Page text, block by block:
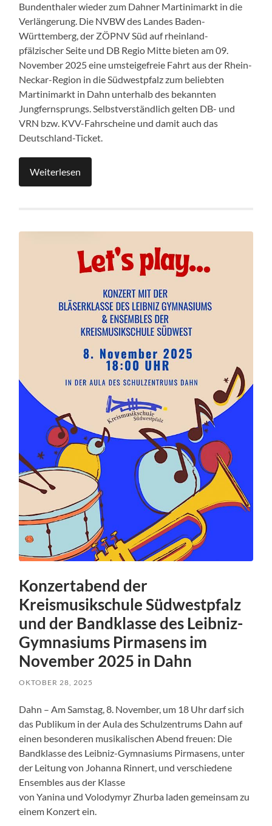
Bundenthaler wieder zum Dahner Martinimarkt in die
Verlängerung. Die NVBW des Landes Baden-
Württemberg, der ZÖPNV Süd auf rheinland-
pfälzischer Seite und DB Regio Mitte bieten am 09.
November 2025 eine umsteigefreie Fahrt aus der Rhein-
Neckar-Region in die Südwestpfalz zum beliebten
Martinimarkt in Dahn unterhalb des bekannten
Jungfernsprungs. Selbstverständlich gelten DB- und
VRN bzw. KVV-Fahrscheine und damit auch das
Deutschland-Ticket.
Weiterlesen
Konzertabend der
Kreismusikschule Südwestpfalz
und der Bandklasse des Leibniz-
Gymnasiums Pirmasens im
November 2025 in Dahn
OKTOBER 28, 2025
Dahn – Am Samstag, 8. November, um 18 Uhr darf sich
das Publikum in der Aula des Schulzentrums Dahn auf
einen besonderen musikalischen Abend freuen: Die
Bandklasse des Leibniz-Gymnasiums Pirmasens, unter
der Leitung von Johanna Rinnert, und verschiedene
Ensembles aus der Klasse
von Yanina und Volodymyr Zhurba laden gemeinsam zu
einem Konzert ein.